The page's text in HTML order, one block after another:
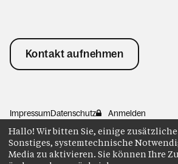
Kontakt aufnehmen
ImpressumDatenschutz Anmelden
Hallo! Wir bitten Sie, einige
Sonstiges, systemtechnische
Media zu aktivieren. Sie können Ihre